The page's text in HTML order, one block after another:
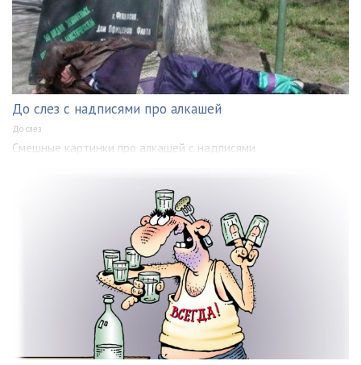
До слез с надписями про алкашей
До слез
Смешные картинки про алкашей с надписями